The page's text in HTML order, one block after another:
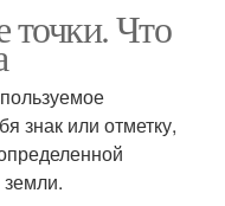
точки. Что
знак или отметку,
земли.